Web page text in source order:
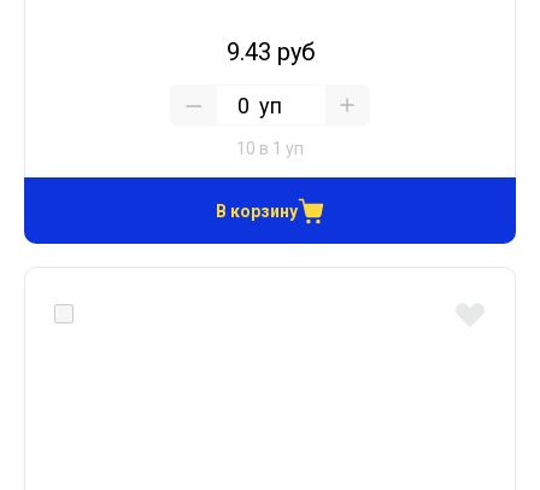
9.43 руб
уп
10 в 1 уп
В корзину